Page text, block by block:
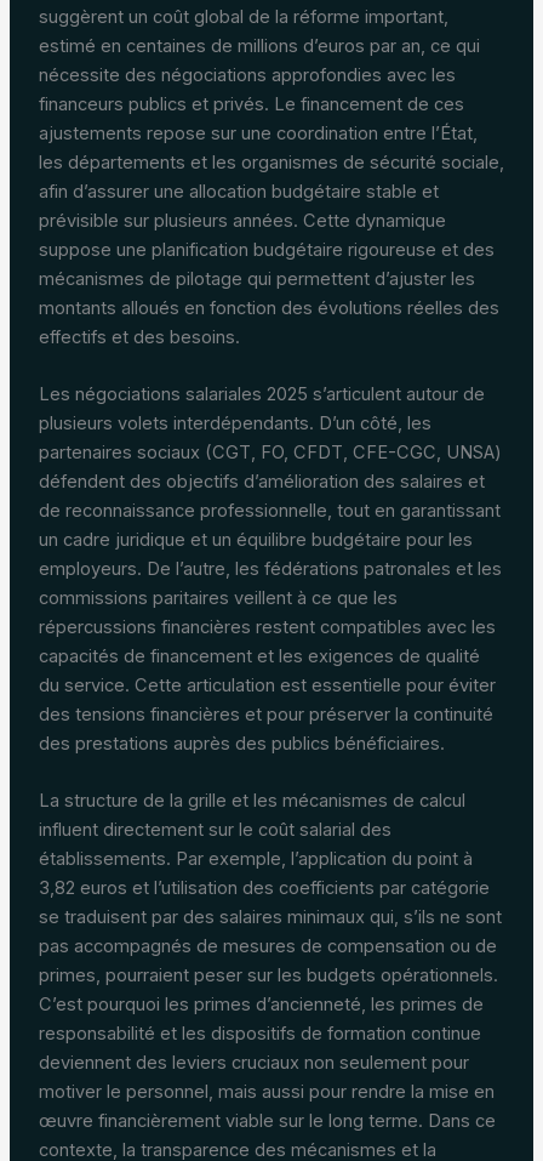
suggèrent un coût global de la réforme important,
estimé en centaines de millions d’euros par an, ce qui
nécessite des négociations approfondies avec les
financeurs publics et privés. Le financement de ces
ajustements repose sur une coordination entre l’État,
les départements et les organismes de sécurité sociale,
afin d’assurer une allocation budgétaire stable et
prévisible sur plusieurs années. Cette dynamique
suppose une planification budgétaire rigoureuse et des
mécanismes de pilotage qui permettent d’ajuster les
montants alloués en fonction des évolutions réelles des
effectifs et des besoins.
Les négociations salariales 2025 s’articulent autour de
plusieurs volets interdépendants. D’un côté, les
partenaires sociaux (CGT, FO, CFDT, CFE-CGC, UNSA)
défendent des objectifs d’amélioration des salaires et
de reconnaissance professionnelle, tout en garantissant
un cadre juridique et un équilibre budgétaire pour les
employeurs. De l’autre, les fédérations patronales et les
commissions paritaires veillent à ce que les
répercussions financières restent compatibles avec les
capacités de financement et les exigences de qualité
du service. Cette articulation est essentielle pour éviter
des tensions financières et pour préserver la continuité
des prestations auprès des publics bénéficiaires.
La structure de la grille et les mécanismes de calcul
influent directement sur le coût salarial des
établissements. Par exemple, l’application du point à
3,82 euros et l’utilisation des coefficients par catégorie
se traduisent par des salaires minimaux qui, s’ils ne sont
pas accompagnés de mesures de compensation ou de
primes, pourraient peser sur les budgets opérationnels.
C’est pourquoi les primes d’ancienneté, les primes de
responsabilité et les dispositifs de formation continue
deviennent des leviers cruciaux non seulement pour
motiver le personnel, mais aussi pour rendre la mise en
œuvre financièrement viable sur le long terme. Dans ce
contexte, la transparence des mécanismes et la